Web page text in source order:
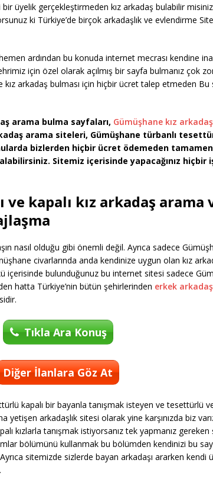
üyelik gerçekleştirmeden kız arkadaş bulabilir
ki Türkiye’de birçok arkadaşlık ve evlendirme
ardından bu konuda internet mecrası kendine
için özel olarak açılmış bir sayfa bulmanız çok
arkadaş bulması için hiçbir ücret talep etmeden Bu
arama bulma sayfaları, Gümüşhane kız
arama siteleri, Gümüşhane türbanlı
bizlerden hiçbir ücret ödemeden
Sitemiz içerisinde yapacağınız hiçbir
kapalı kız arkadaş arama
nasıl olduğu gibi önemli değil. Ayrıca sadece
civarlarında anda kendinize uygun olan kız
içerisinde bulunduğunuz bu internet sitesi sadece
hatta Türkiye’nin bütün şehirlerinden erkek
Tıkla Ara Konuş
Diğer İlanlara Göz At
kapalı bir bayanla tanışmak isteyen ve tesettürlü
yetişen arkadaşlık sitesi olarak yine karşınızda biz
kızlarla tanışmak istiyorsanız tek yapmanız gereken
bölümünü kullanmak bu bölümden kendinizi bu
sitemizde sizlerde bayan arkadaşı ararken kendi